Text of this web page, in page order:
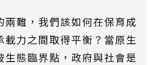
兩難，我們該如何在保育成
載力之間取得平衡？當原生
生態臨界點，政府與社會是